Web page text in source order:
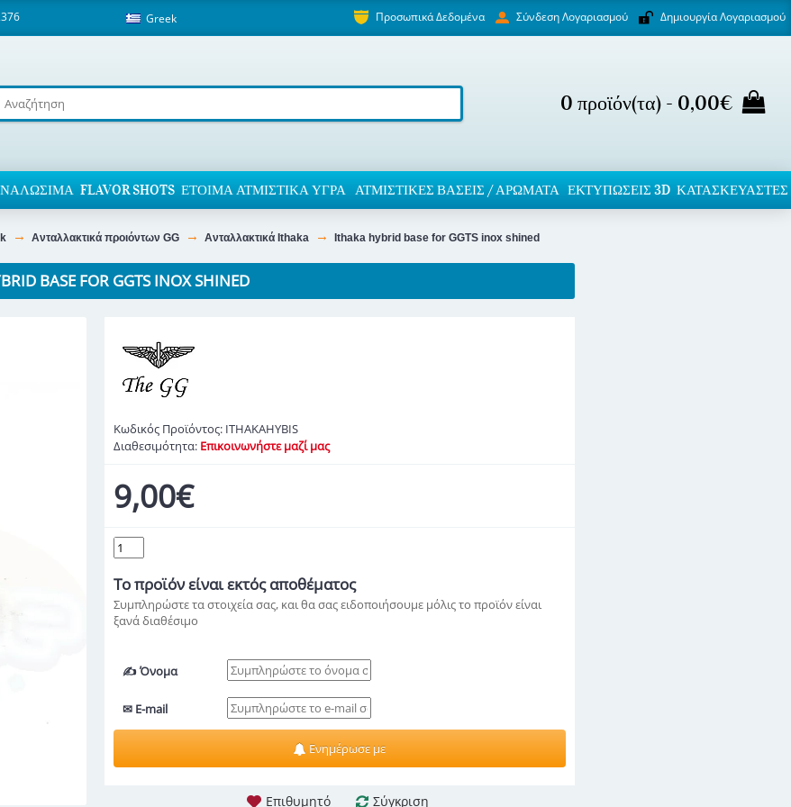
Greek Προσωπικά Δεδομένα Σύνδεση Λογαριασμού Δημιουργία Λογαριασμού
0 προϊόν(τα) - 0,00€
FLAVOR SHOTS ΈΤΟΙΜΑ ΑΤΜΙΣΤΙΚΆ ΥΓΡΆ ΑΤΜΙΣΤΙΚΈΣ ΒΆΣΕΙΣ / ΑΡΏΜΑΤΑ ΕΚΤΥΠΏΣΕΙΣ 3D ΚΑΤΑΣΚΕΥΑΣΤΕΣ
Ανταλλακτικά προιόντων GG Ανταλλακτικά Ithaka Ithaka hybrid base for GGTS inox shined
BASE FOR GGTS INOX SHINED
Κωδικός Προϊόντος: ITHAKAHYBIS
Διαθεσιμότητα: Επικοινωνήστε μαζί μας
9,00€
Το προϊόνείναι εκτός αποθέματος
Συμπληρώστε τα στοιχεία σας, και θα σας ειδοποιήσουμε μόλις το προϊόν είναι
ξανά διαθέσιμο
✍ Όνομα
✉ E-mail
Ενημέρωσε με
Επιθυμητό Σύγκριση